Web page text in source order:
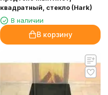
квадратный, стекло (Hark)
В наличии
В корзину